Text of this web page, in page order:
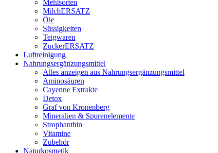
Mehlsorten
MilchERSATZ
Öle
Süssigkeiten
Teigwaren
ZuckerERSATZ
Luftreinigung
Nahrungsergänzungsmittel
Alles anzeigen aus Nahrungsergänzungsmittel
Aminosäuren
Cayenne Extrakte
Detox
Graf von Kronenberg
Mineralien & Spurenelemente
Strophanthin
Vitamine
Zubehör
Naturkosmetik